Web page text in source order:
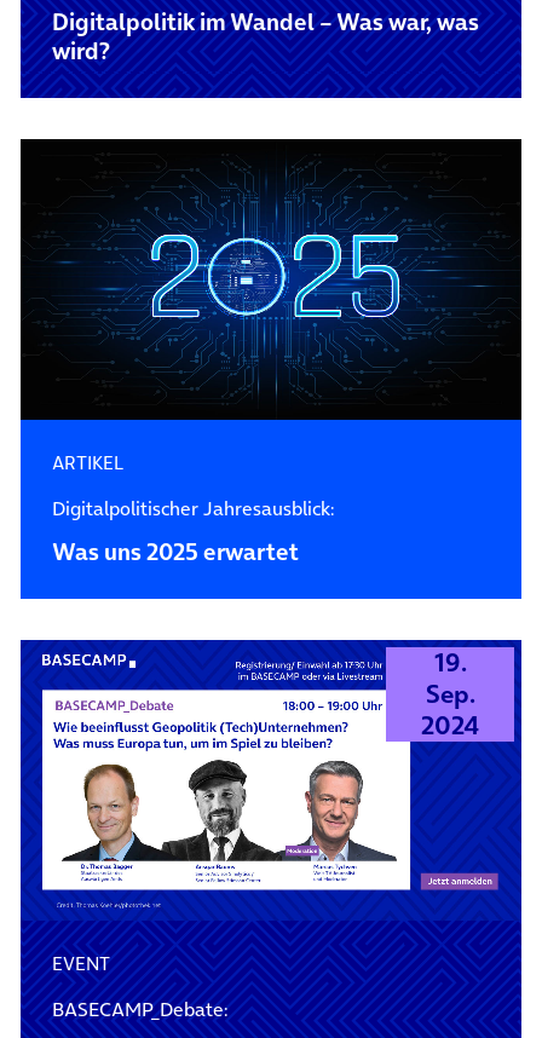
Digitalpolitik im Wandel – Was war, was
wird?
ARTIKEL
Digitalpolitischer Jahresausblick:
Was uns 2025 erwartet
19.
Sep.
2024
EVENT
BASECAMP_Debate: